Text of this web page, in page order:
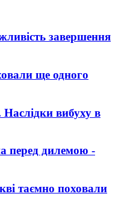
завершення
ще одного
Наслідки вибуху в
перед дилемою -
таємно поховали